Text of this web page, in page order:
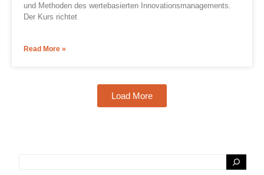
und Methoden des wertebasierten Innovationsmanagements.
Der Kurs richtet
Read More »
Load More